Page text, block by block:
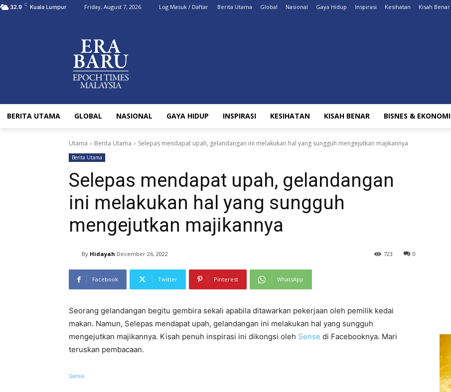
32.9 C Kuala Lumpur Friday, August 7, 2026 Log Masuk / Daftar Berita Utama Global Nasional Gaya Hidup Inspirasi Kesihatan Kisah Benar
BERITA UTAMA GLOBAL NASIONAL GAYA HIDUP INSPIRASI KESIHATAN KISAH BENAR BISNES & EKONOMI
Utama Berita Utama Selepas mendapat upah, gelandangan ini melakukan hal yang sungguh mengejutkan majikannya
Berita Utama
Selepas mendapat upah, gelandangan
ini melakukan hal yang sungguh
mengejutkan majikannya
By Hidayah December 26, 2022 0
723
Facebook Twitter Pinterest WhatsApp
Seorang gelandangan begitu gembira sekali apabila ditawarkan pekerjaan oleh pemilik kedai
makan. Namun, Selepas mendapat upah, gelandangan ini melakukan hal yang sungguh
mengejutkan majikannya. Kisah penuh inspirasi ini dikongsi oleh Sense di Facebooknya. Mari
teruskan pembacaan.
Sense